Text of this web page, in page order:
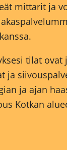
mittarit ja
tilat ovat
ja
ja ajan
Kotkan